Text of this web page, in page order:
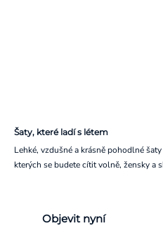
Šaty, které ladí s létem
Lehké, vzdušné a krásně pohodlné
kterých se budete cítit volně, žensky a
Objevit nyní